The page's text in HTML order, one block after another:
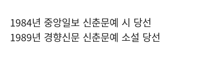
1984년 중앙일보 신춘문예 시 당선
1989년 경향신문 신춘문예 소설 당선